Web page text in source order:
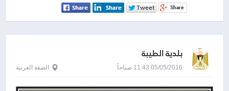
بلدية الطيبة
05/05/2016 11:43 صباحاً الضفة الغربية